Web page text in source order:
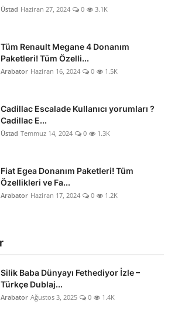
Üstad Haziran 27, 2024 0 3.1K
Tüm Renault Megane 4 Donanım
Paketleri! Tüm Özelli...
Arabator Haziran 16, 2024 0 1.5K
Cadillac Escalade Kullanıcı yorumları ?
Cadillac E...
Üstad Temmuz 14, 2024 0 1.3K
Fiat Egea Donanım Paketleri! Tüm
Özellikleri ve Fa...
Arabator Haziran 17, 2024 0 1.2K
Silik Baba Dünyayı Fethediyor İzle –
Türkçe Dublaj...
Arabator Ağustos 3, 2025 0 1.4K